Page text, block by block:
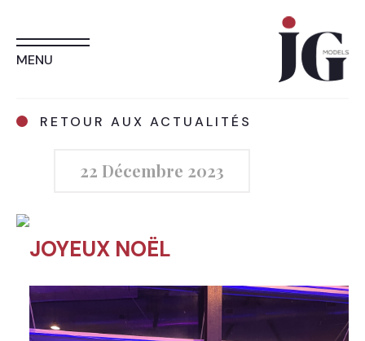
MENU
RETOUR AUX ACTUALITÉS
22 Décembre 2023
JOYEUX NOËL